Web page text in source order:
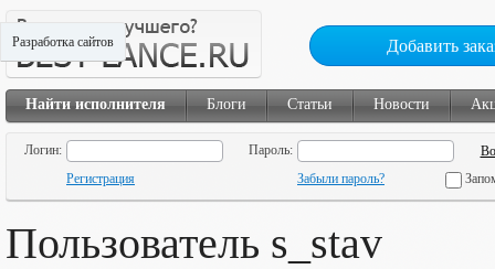
Добавить
Найти исполнителя Блоги Статьи Новости
Логин:
Пароль:
Регистрация
Забыли пароль?
Пользователь s_stav
Разработка сайтов